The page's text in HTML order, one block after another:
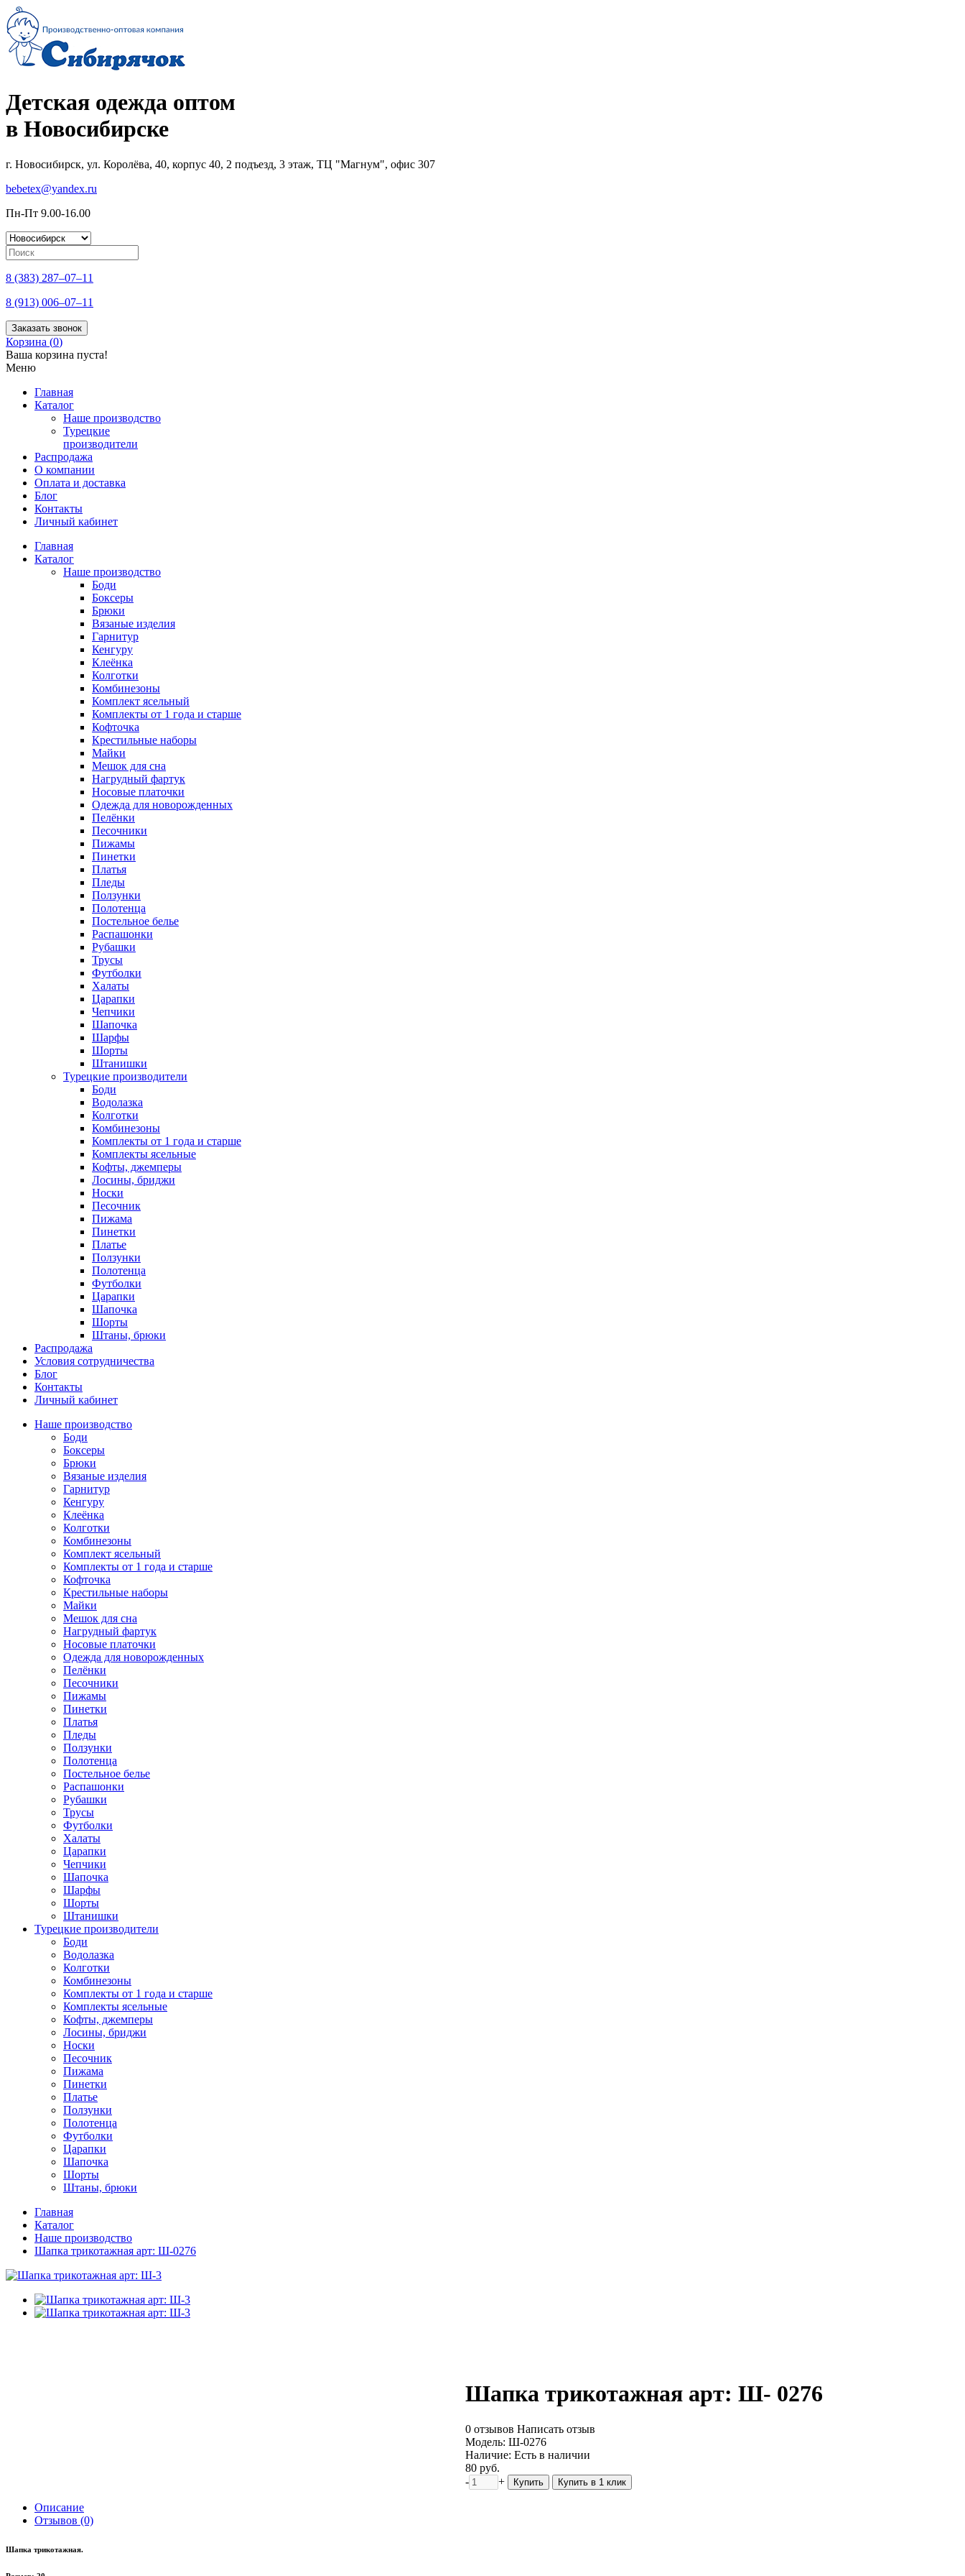
Детская одежда оптом
в Новосибирске
г. Новосибирск, ул. Королёва, 40, корпус 40, 2 подъезд, 3 этаж, ТЦ "Магнум", офис 307
bebetex@yandex.ru
Пн-Пт 9.00-16.00
8 (383) 287–07–11
8 (913) 006–07–11
Заказать звонок
Корзина (0)
Ваша корзина пуста!
Меню
Главная
Каталог
Наше производство
Турецкие
производители
Распродажа
О компании
Оплата и доставка
Блог
Контакты
Личный кабинет
Главная
Каталог
Наше производство
Боди
Боксеры
Брюки
Вязаные изделия
Гарнитур
Кенгуру
Клеёнка
Колготки
Комбинезоны
Комплект ясельный
Комплекты от 1 года и старше
Кофточка
Крестильные наборы
Майки
Мешок для сна
Нагрудный фартук
Носовые платочки
Одежда для новорожденных
Пелёнки
Песочники
Пижамы
Пинетки
Платья
Пледы
Ползунки
Полотенца
Постельное белье
Распашонки
Рубашки
Трусы
Футболки
Халаты
Царапки
Чепчики
Шапочка
Шарфы
Шорты
Штанишки
Турецкие производители
Боди
Водолазка
Колготки
Комбинезоны
Комплекты от 1 года и старше
Комплекты ясельные
Кофты, джемперы
Лосины, бриджи
Носки
Песочник
Пижама
Пинетки
Платье
Ползунки
Полотенца
Футболки
Царапки
Шапочка
Шорты
Штаны, брюки
Распродажа
Условия сотрудничества
Блог
Контакты
Личный кабинет
Наше производство
Боди
Боксеры
Брюки
Вязаные изделия
Гарнитур
Кенгуру
Клеёнка
Колготки
Комбинезоны
Комплект ясельный
Комплекты от 1 года и старше
Кофточка
Крестильные наборы
Майки
Мешок для сна
Нагрудный фартук
Носовые платочки
Одежда для новорожденных
Пелёнки
Песочники
Пижамы
Пинетки
Платья
Пледы
Ползунки
Полотенца
Постельное белье
Распашонки
Рубашки
Трусы
Футболки
Халаты
Царапки
Чепчики
Шапочка
Шарфы
Шорты
Штанишки
Турецкие производители
Боди
Водолазка
Колготки
Комбинезоны
Комплекты от 1 года и старше
Комплекты ясельные
Кофты, джемперы
Лосины, бриджи
Носки
Песочник
Пижама
Пинетки
Платье
Ползунки
Полотенца
Футболки
Царапки
Шапочка
Шорты
Штаны, брюки
Главная
Каталог
Наше производство
Шапка трикотажная арт: Ш-0276
Шапка трикотажная арт: Ш- 0276
0 отзывов Написать отзыв
Модель: Ш-0276
Наличие: Есть в наличии
80 руб.
-
+ Купить Купить в 1 клик
Описание
Отзывов (0)
Шапка трикотажная.